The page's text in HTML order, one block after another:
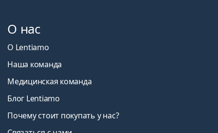
О нас
О Lentiamo
Наша команда
Медицинская команда
Блог Lentiamo
Почему стоит покупать у нас?